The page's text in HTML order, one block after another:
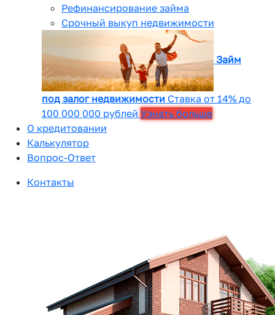
Рефинансирование займа
Срочный выкуп недвижимости
Займ
под залог недвижимости Ставка от 14% до
100 000 000 рублей Узнать больше
О кредитовании
Калькулятор
Вопрос-Ответ
Контакты